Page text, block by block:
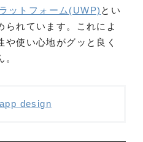
ットフォーム(UWP) とい
られています。これによ
や使い心地がグッと良く
design